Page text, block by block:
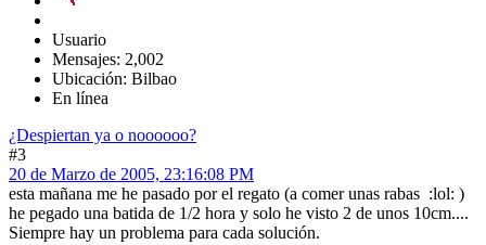
Usuario
Mensajes: 2,002
Ubicación: Bilbao
En línea
¿Despiertan ya o noooooo?
#3
20 de Marzo de 2005, 23:16:08 PM
esta mañana me he pasado por el regato (a comer unas rabas :lol: )
he pegado una batida de 1/2 hora y solo he visto 2 de unos 10cm....
Siempre hay un problema para cada solución.